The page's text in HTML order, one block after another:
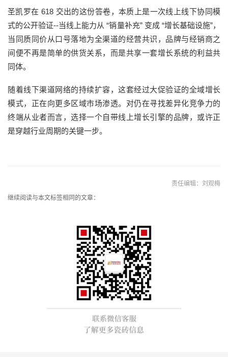
圣凯罗在 618 交出的这份答卷，本质上是一次线上线下协同模
式的公开验证--当线上能力从 “销量补充” 变成 “增长基础设施”，
当同质同价从口号落地为全渠道的经营共识，品牌与经销商之
间便不再是简单的供货关系，而是共享一套增长系统的利益共
同体。
随着线下渠道网络的持续扩容，这套经过大促验证的全域增长
模式，正在向更多区域市场渗透。对仍在寻找差异化竞争力的
终端从业者而言，选择一个自带线上增长引擎的品牌，或许正
是穿越行业周期的关键一步。
责任编辑：刘观梅
继续阅读与本文标签相同的文章：